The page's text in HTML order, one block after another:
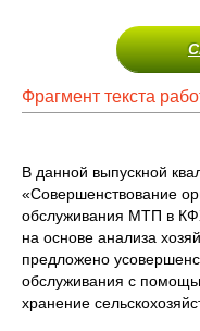
Фрагмент текста
В данной выпускной
«Совершенствование
обслуживания МТП в
на основе анализа
предложено
обслуживания с
хранение